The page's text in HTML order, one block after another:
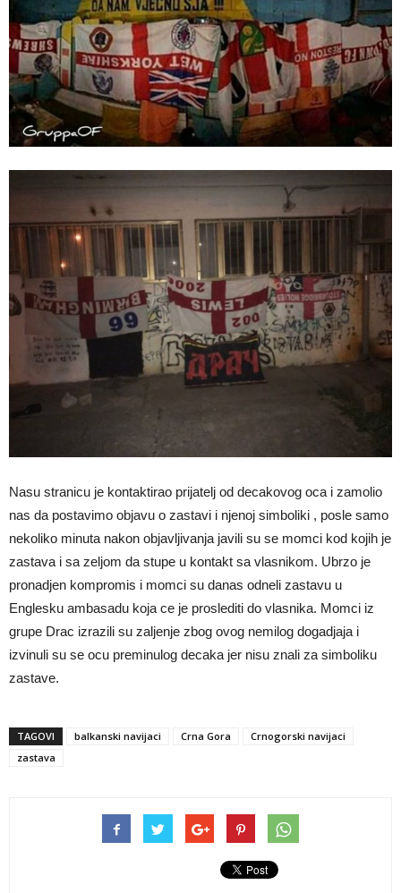
Nasu stranicu je kontaktirao prijatelj od decakovog oca i zamolio
nas da postavimo objavu o zastavi i njenoj simboliki , posle samo
nekoliko minuta nakon objavljivanja javili su se momci kod kojih je
zastava i sa zeljom da stupe u kontakt sa vlasnikom. Ubrzo je
pronadjen kompromis i momci su danas odneli zastavu u
Englesku ambasadu koja ce je proslediti do vlasnika. Momci iz
grupe Drac izrazili su zaljenje zbog ovog nemilog dogadjaja i
izvinuli su se ocu preminulog decaka jer nisu znali za simboliku
zastave.
TAGOVI balkanski navijaci Crna Gora
Crnogorski navijaci
zastava